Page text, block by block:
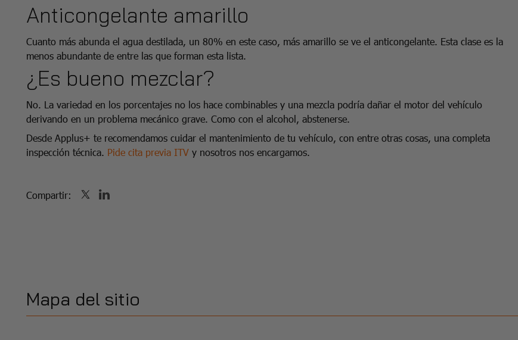
Anticongelante amarillo
Cuanto más abunda el agua destilada, un 80% en este caso, más amarillo se ve el anticongelante. Esta clase es la
menos abundante de entre las que forman esta lista.
¿Es bueno mezclar?
No. La variedad en los porcentajes no los hace combinables y una mezcla podría dañar el motor del vehículo
derivando en un problema mecánico grave. Como con el alcohol, abstenerse.
Desde Applus+ te recomendamos cuidar el mantenimiento de tu vehículo, con entre otras cosas, una completa
inspección técnica. Pide cita previa ITV y nosotros nos encargamos.
Compartir:
Mapa del sitio